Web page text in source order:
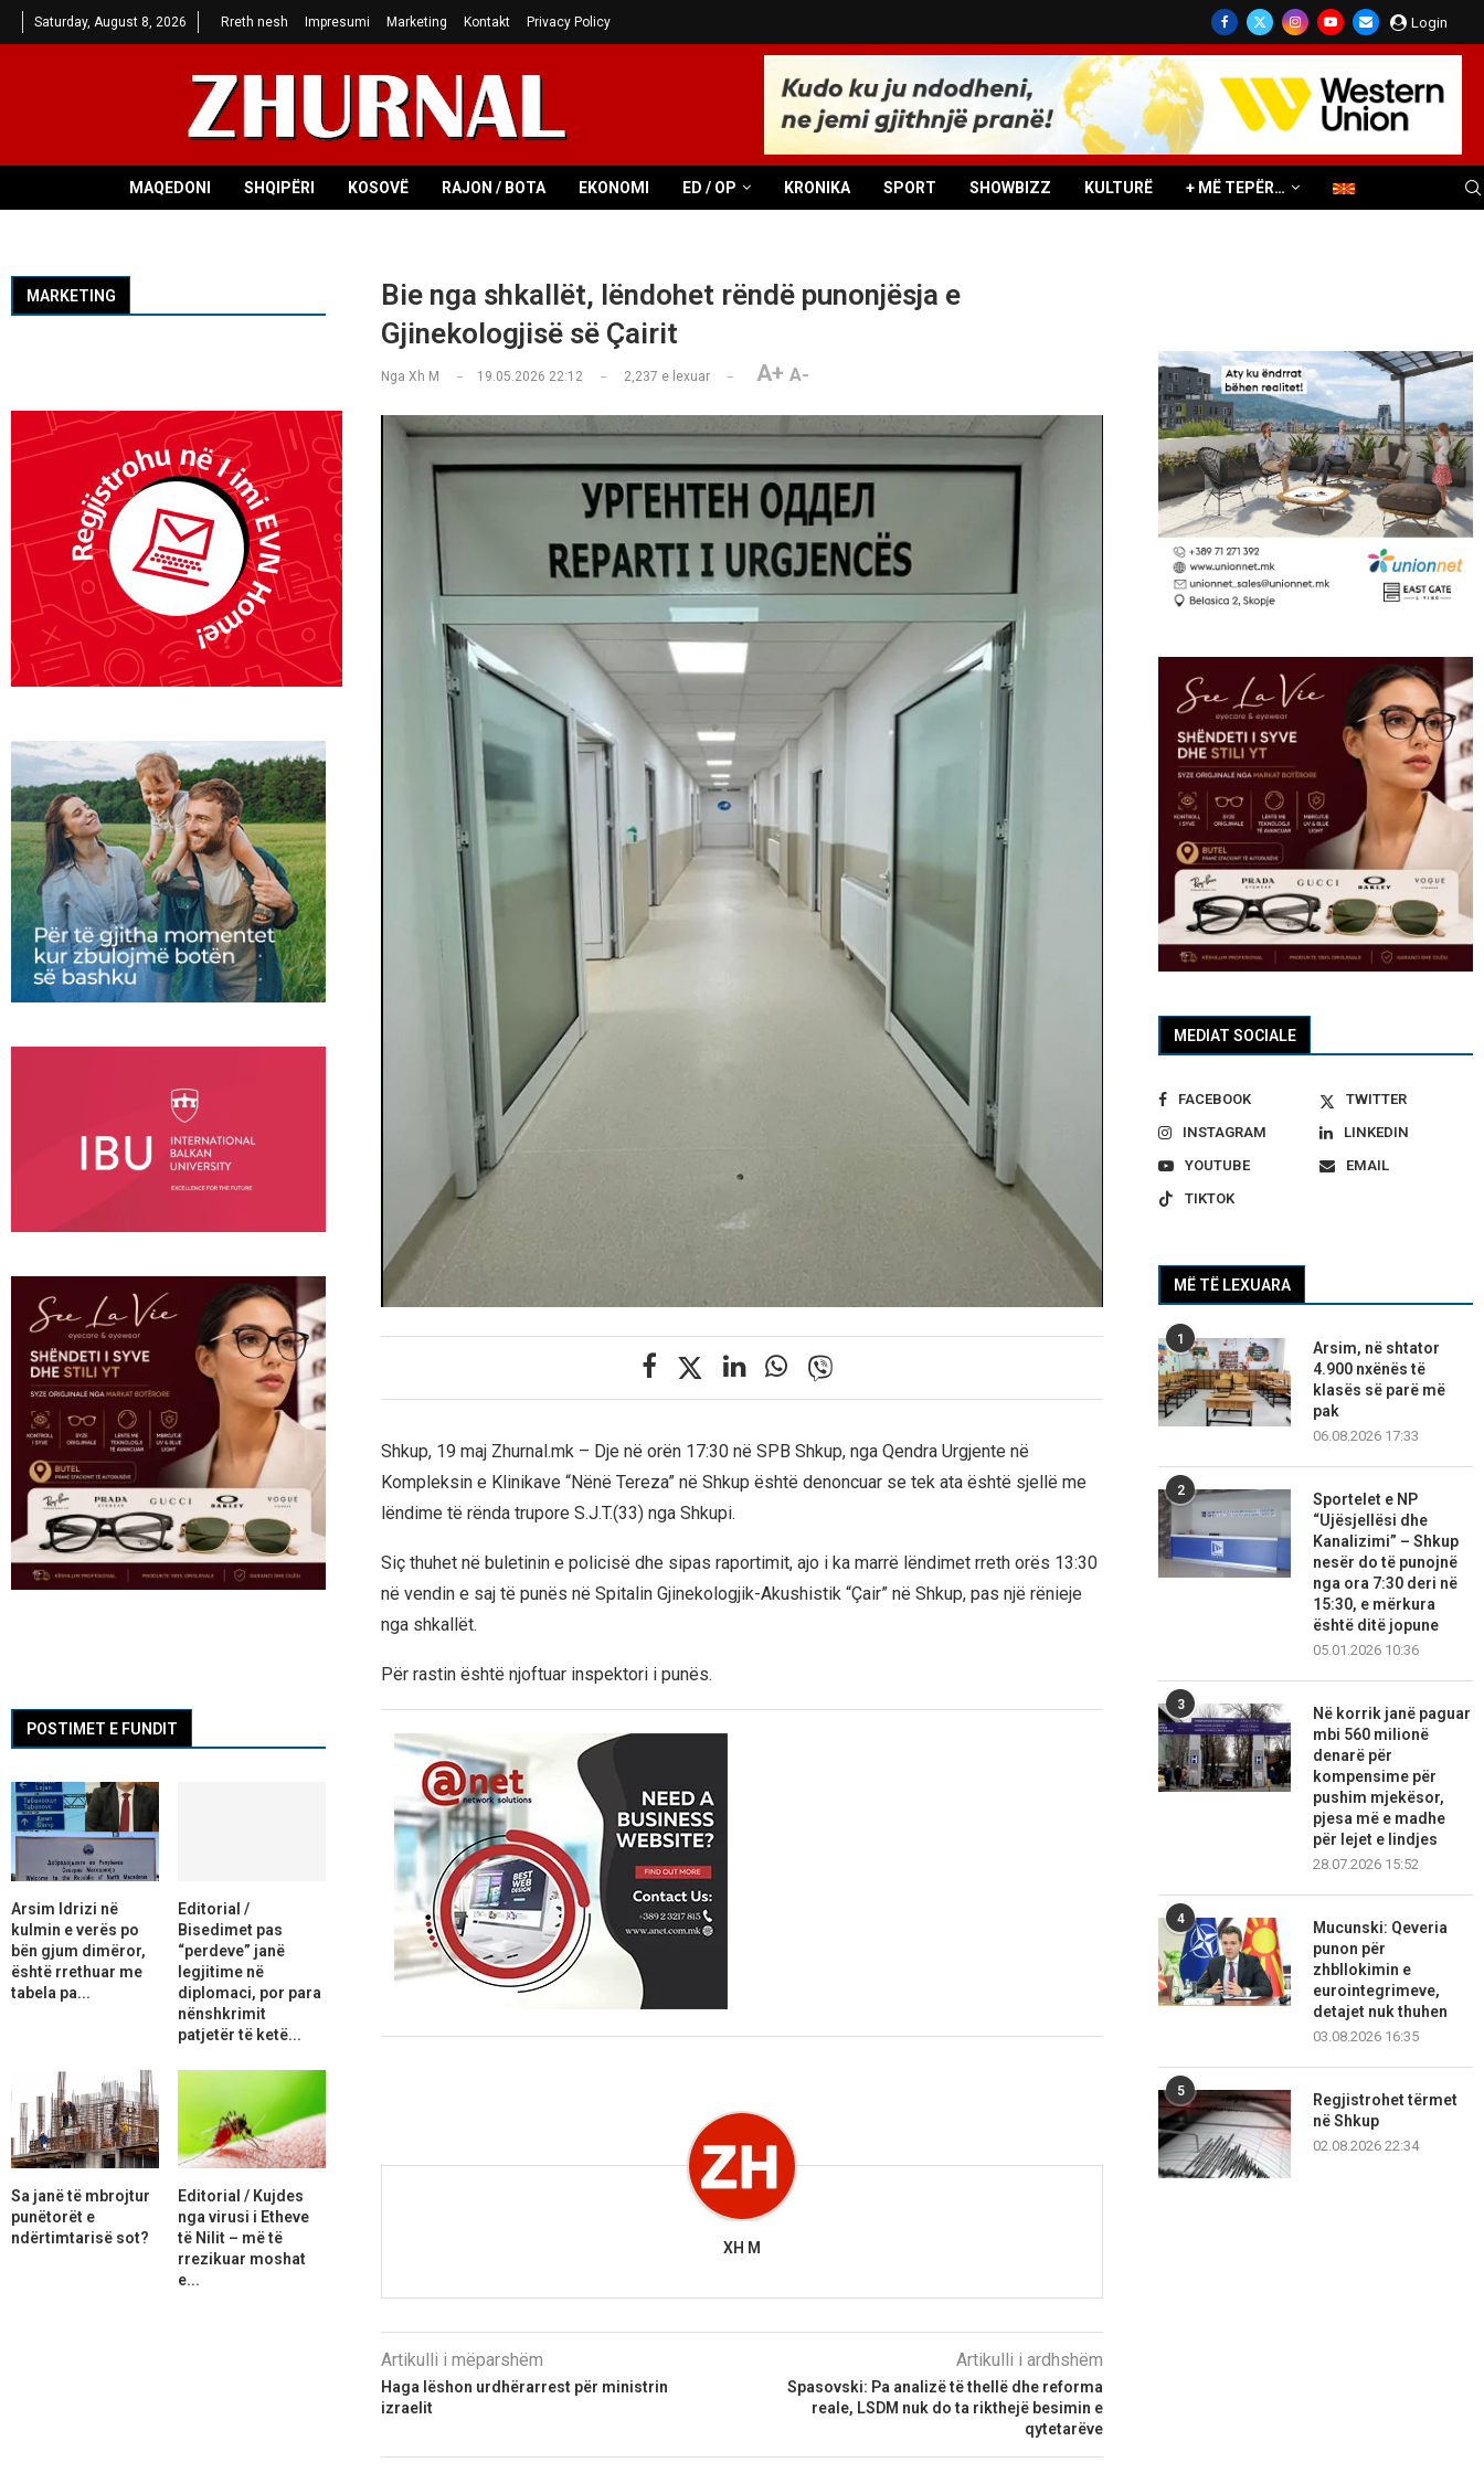
Saturday, August 8, 2026 Rreth nesh Impresumi Marketing Kontakt Privacy Policy Login
MAQEDONI SHQIPËRI KOSOVË RAJON / BOTA EKONOMI ED / OP KRONIKA SPORT SHOWBIZZ KULTURË + MË TEPËR…
Bie nga shkallët, lëndohet rëndë punonjësja e
Gjinekologjisë së Çairit
Nga Xh M 19.05.2026 22:12 2,237 e lexuar A+ A-
Shkup, 19 maj Zhurnal.mk – Dje në orën 17:30 në SPB Shkup, nga Qendra Urgjente në
Kompleksin e Klinikave “Nënë Tereza” në Shkup është denoncuar se tek ata është sjellë me
lëndime të rënda trupore S.J.T.(33) nga Shkupi.
Siç thuhet në buletinin e policisë dhe sipas raportimit, ajo i ka marrë lëndimet rreth orës 13:30
në vendin e saj të punës në Spitalin Gjinekologjik-Akushistik “Çair” në Shkup, pas një rënieje
nga shkallët.
Për rastin është njoftuar inspektori i punës.
XH M
Artikulli i mëparshëm
Haga lëshon urdhërarrest për ministrin
izraelit
Artikulli i ardhshëm
Spasovski: Pa analizë të thellë dhe reforma
reale, LSDM nuk do ta rikthejë besimin e
qytetarëve
MEDIAT SOCIALE
FACEBOOK
TWITTER
INSTAGRAM
LINKEDIN
YOUTUBE
EMAIL
TIKTOK
MË TË LEXUARA
1
Arsim, në shtator
4.900 nxënës të
klasës së parë më
pak
06.08.2026 17:33
2
Sportelet e NP
“Ujësjellësi dhe
Kanalizimi” – Shkup
nesër do të punojnë
nga ora 7:30 deri në
15:30, e mërkura
është ditë jopune
05.01.2026 10:36
3
Në korrik janë paguar
mbi 560 milionë
denarë për
kompensime për
pushim mjekësor,
pjesa më e madhe
për lejet e lindjes
28.07.2026 15:52
4
Mucunski: Qeveria
punon për
zhbllokimin e
eurointegrimeve,
detajet nuk thuhen
03.08.2026 16:35
5
Regjistrohet tërmet
në Shkup
02.08.2026 22:34
MARKETING
POSTIMET E FUNDIT
Arsim Idrizi në
kulmin e verës po
bën gjum dimëror,
është rrethuar me
tabela pa...
Editorial /
Bisedimet pas
“perdeve” janë
legjitime në
diplomaci, por para
nënshkrimit
patjetër të ketë...
Sa janë të mbrojtur
punëtorët e
ndërtimtarisë sot?
Editorial / Kujdes
nga virusi i Etheve
të Nilit – më të
rrezikuar moshat
e...